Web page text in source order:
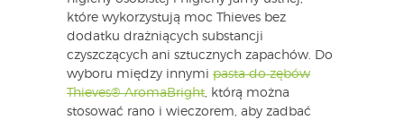
które wykorzystują moc Thieves bez
dodatku drażniących substancji
czyszczących ani sztucznych zapachów. Do
wyboru między innymi pasta do zębów
Thieves® AromaBright, którą można
stosować rano i wieczorem, aby zadbać